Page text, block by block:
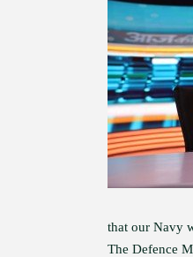
that our Navy
The Defence